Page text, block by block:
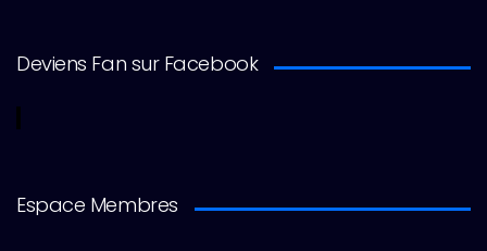
Deviens Fan sur Facebook
Espace Membres